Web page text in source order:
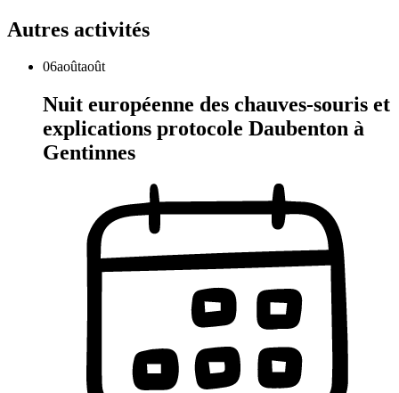
Autres activités
06aoûtaoût
Nuit européenne des chauves-souris et
explications protocole Daubenton à
Gentinnes